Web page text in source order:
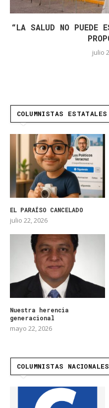
“LA SALUD NO PUEDE
julio
COLUMNISTAS ESTATALES
EL PARAÍSO CANCELADO
julio 22, 2026
Nuestra herencia
generacional
mayo 22, 2026
COLUMNISTAS NACIONALES